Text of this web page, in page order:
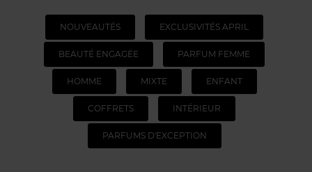
NOUVEAUTÉS EXCLUSIVITÉS APRIL
BEAUTÉ ENGAGÉE PARFUM FEMME
HOMME MIXTE ENFANT
COFFRETS INTÉRIEUR
PARFUMS D'EXCEPTION